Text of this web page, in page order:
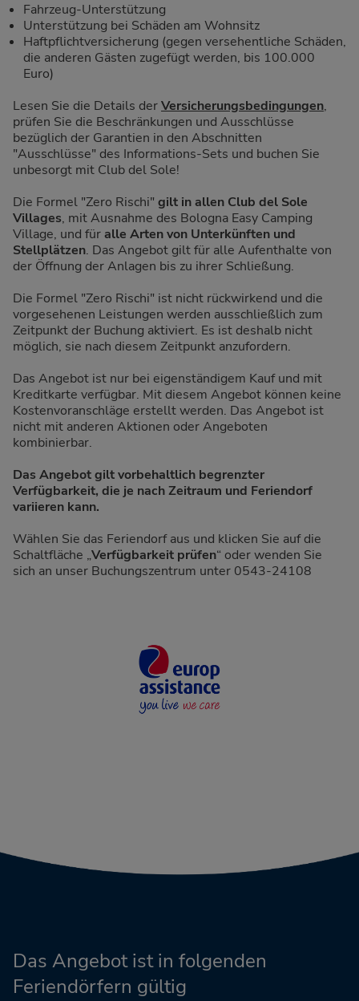
Fahrzeug-Unterstützung
Unterstützung bei Schäden am Wohnsitz
Haftpflichtversicherung (gegen versehentliche Schäden,
die anderen Gästen zugefügt werden, bis 100.000
Euro)
Lesen Sie die Details derVersicherungsbedingungen,
prüfen Sie die Beschränkungen und Ausschlüsse
bezüglich der Garantien in den Abschnitten
"Ausschlüsse" des Informations-Sets und buchen Sie
unbesorgt mit Club del Sole!
Die Formel "Zero Rischi" gilt in allen Club del Sole
Villages, mit Ausnahme des Bologna Easy Camping
Village, und füralle Arten von Unterkünften und
Stellplätzen. Das Angebot gilt für alle Aufenthalte von
der Öffnung der Anlagen bis zu ihrer Schließung.
Die Formel "Zero Rischi" ist nicht rückwirkend und die
vorgesehenen Leistungen werden ausschließlich zum
Zeitpunkt der Buchung aktiviert. Es ist deshalb nicht
möglich, sie nach diesem Zeitpunkt anzufordern.
Das Angebot ist nur bei eigenständigem Kauf und mit
Kreditkarte verfügbar. Mit diesem Angebot können keine
Kostenvoranschläge erstellt werden. Das Angebot ist
nicht mit anderen Aktionen oder Angeboten
kombinierbar.
Das Angebot gilt vorbehaltlich begrenzter
Verfügbarkeit, die je nach Zeitraum und Feriendorf
variieren kann.
Wählen Sie das Feriendorf aus und klicken Sie auf die
Schaltfläche „Verfügbarkeit prüfen“ oder wenden Sie
sich an unser Buchungszentrum unter 0543-24108
Das Angebot ist in folgenden
Feriendörfern gültig